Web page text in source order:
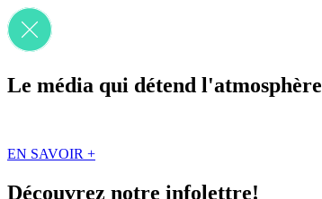
Le média qui détend l'atmosphère
EN SAVOIR +
Découvrez notre infolettre!